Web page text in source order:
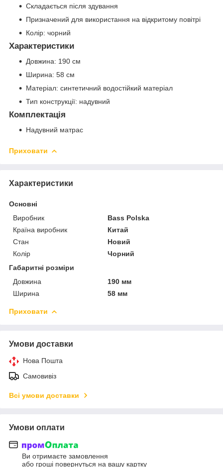
Складається після здування
Призначений для використання на відкритому повітрі
Колір: чорний
Характеристики
Довжина: 190 см
Ширина: 58 см
Матеріал: синтетичний водостійкий матеріал
Тип конструкції: надувний
Комплектація
Надувний матрас
Приховати
Характеристики
Основні
Виробник
Bass Polska
Країна виробник
Китай
Стан
Новий
Колір
Чорний
Габаритні розміри
Довжина
190 мм
Ширина
58 мм
Приховати
Умови доставки
Нова Пошта
Самовивіз
Всі умови доставки
Умови оплати
Ви отримаєте замовлення
або гроші повернуться на вашу картку